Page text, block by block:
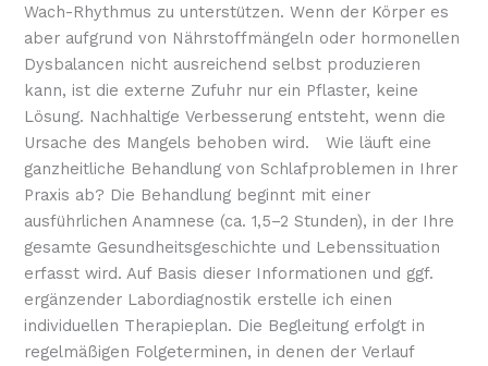
Wach-Rhythmus zu unterstützen. Wenn der Körper es
aber aufgrund von Nährstoffmängeln oder hormonellen
Dysbalancen nicht ausreichend selbst produzieren
kann, ist die externe Zufuhr nur ein Pflaster, keine
Lösung. Nachhaltige Verbesserung entsteht, wenn die
Ursache des Mangels behoben wird. Wie läuft eine
ganzheitliche Behandlung von Schlafproblemen in Ihrer
Praxis ab? Die Behandlung beginnt mit einer
ausführlichen Anamnese (ca. 1,5–2 Stunden), in der Ihre
gesamte Gesundheitsgeschichte und Lebenssituation
erfasst wird. Auf Basis dieser Informationen und ggf.
ergänzender Labordiagnostik erstelle ich einen
individuellen Therapieplan. Die Begleitung erfolgt in
regelmäßigen Folgeterminen, in denen der Verlauf